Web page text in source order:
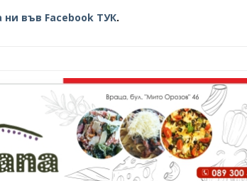
ни във Facebook ТУК.